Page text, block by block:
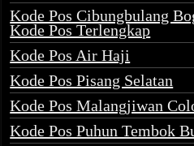
Kode Pos Cibungbulang
Kode Pos Terlengkap
Kode Pos Air Haji
Kode Pos Pisang Selatan
Kode Pos Malangjiwan
Kode Pos Puhun Tembok